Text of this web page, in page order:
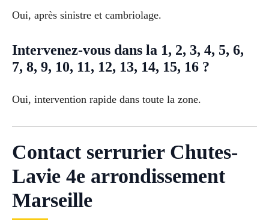
Oui, après sinistre et cambriolage.
Intervenez-vous dans la 1, 2, 3, 4, 5, 6,
7, 8, 9, 10, 11, 12, 13, 14, 15, 16 ?
Oui, intervention rapide dans toute la zone.
Contact serrurier Chutes-
Lavie 4e arrondissement
Marseille